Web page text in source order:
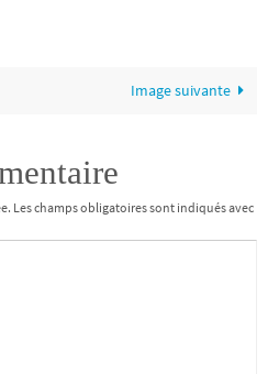
Image suivante
Les champs obligatoires sont indiqués avec